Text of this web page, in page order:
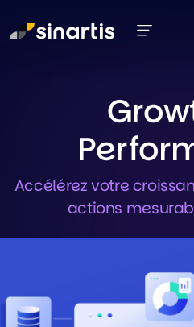
Growth &
Accélérez votre
actions